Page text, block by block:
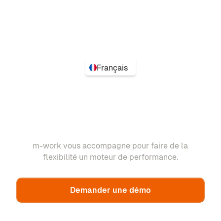
Français
m-work vous accompagne pour faire de la
flexibilité un moteur de performance.
Demander une démo